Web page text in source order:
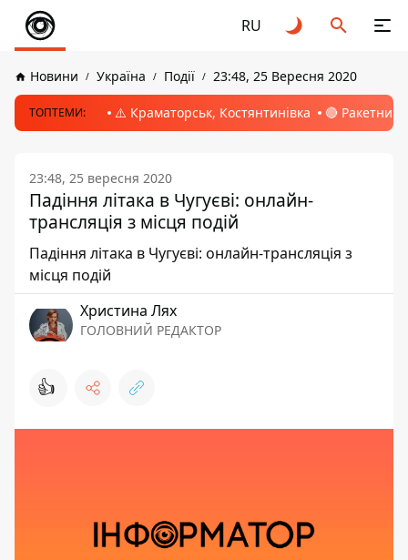
RU
Новини Україна Події 23:48, 25 Вересня 2020
ТОПТЕМИ: ⚠️ Краматорськ, Костянтинівка 🔴 Ракетний
23:48, 25 вересня 2020
Падіння літака в Чугуєві: онлайн-
трансляція з місця подій
Падіння літака в Чугуєві: онлайн-трансляція з
місця подій
Христина Лях
ГОЛОВНИЙ РЕДАКТОР
👍